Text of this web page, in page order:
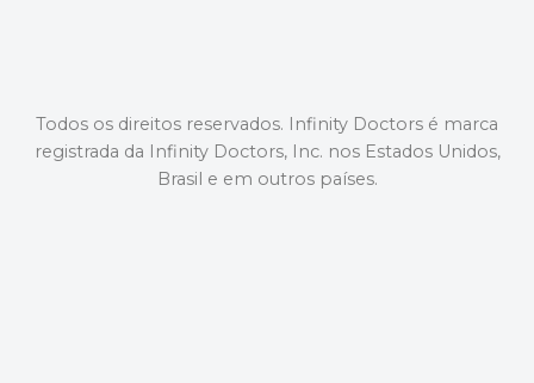
Todos os direitos reservados. Infinity Doctors é marca
registrada da Infinity Doctors, Inc. nos Estados Unidos,
Brasil e em outros países.